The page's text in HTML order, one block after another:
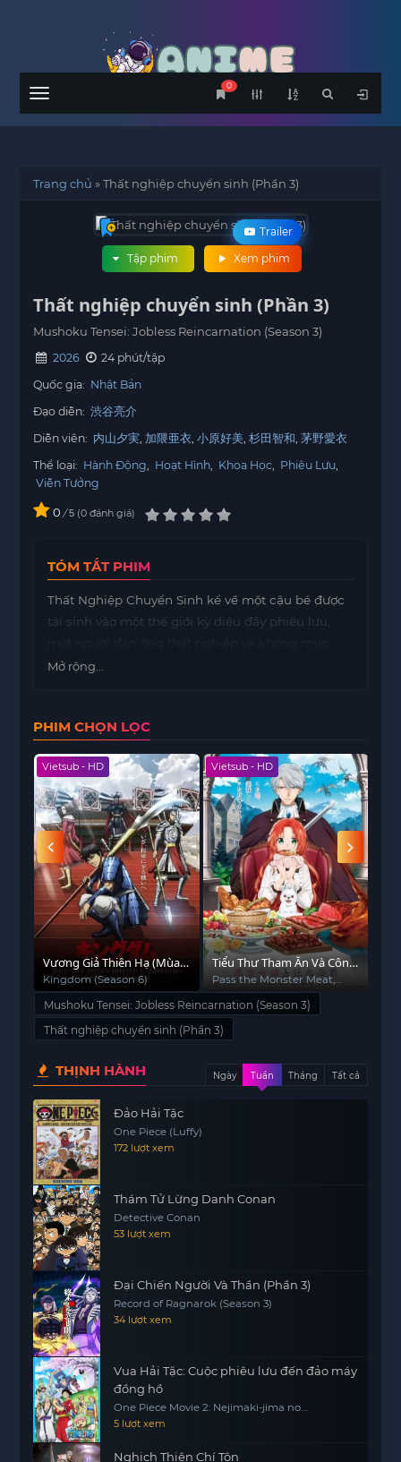
Menu
0
Trang chủ »Thất nghiệp chuyển sinh (Phần 3)
Trailer
Xem phim
Tập phim
Thất nghiệp chuyển sinh (Phần 3)
Mushoku Tensei: Jobless Reincarnation (Season 3)
2026
24 phút/tập
Quốc gia: Nhật Bản
Đạo diễn: 渋谷亮介
Diễn viên: 内山夕実 加隈亜衣 小原好美 杉田智和 茅野愛衣
Thể loại: Hành Động, Hoạt Hình, Khoa Học, Phiêu Lưu,
Viễn Tưởng
0 / 5 0 đánh giá
TÓM TẮT PHIM
Thất Nghiệp Chuyển Sinh kể về một cậu bé được
tái sinh vào một thế giới kỳ diệu đầy phiêu lưu,
đích trước đây quyết định sống cuộc sống mới
Mở rộng...
PHIM CHỌN LỌC
Vietsub - HD
Vương Giả Thiên Hạ (Mùa
6)
Kingdom (Season 6)
Vietsub - HD
Tiểu Thư Tham Ăn Và Công
Tước Ma Cà Rồng
Pass the Monster Meat,
Milady!
Mushoku Tensei: Jobless Reincarnation (Season 3)
Thất nghiệp chuyển sinh (Phần 3)
THỊNH HÀNH Ngày Tuần Tháng Tất cả
Đảo Hải Tặc
One Piece (Luffy)
172 lượt xem
Thám Tử Lừng Danh Conan
Detective Conan
53 lượt xem
Đại Chiến Người Và Thần (Phần 3)
Record of Ragnarok (Season 3)
34 lượt xem
Vua Hải Tặc: Cuộc phiêu lưu đến đảo máy
đồng hồ
One Piece Movie 2: Nejimaki-jima no
Daibouken, One Piece: Nejimakijima no
Bouken, One Piece: Nejimaki Shima no
5 lượt xem
Nghịch Thiên Chí Tôn